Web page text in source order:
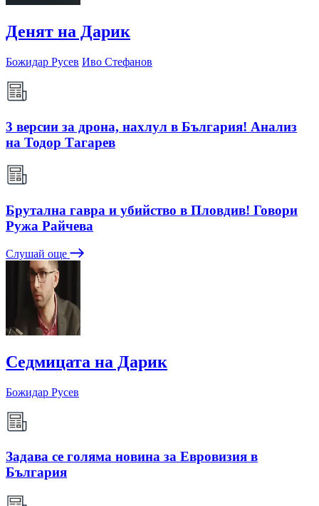
Денят на Дарик
Божидар Русев Иво Стефанов
3 версии за дрона, нахлул в България! Анализ
на Тодор Тагарев
Брутална гавра и убийство в Пловдив! Говори
Ружа Райчева
Слушай още
Седмицата на Дарик
Божидар Русев
Задава се голяма новина за Евровизия в
България